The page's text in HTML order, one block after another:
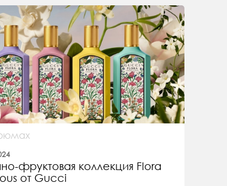
фруктовая коллекция Flora
от Gucci